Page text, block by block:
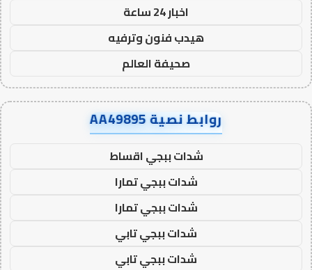
اخبار 24 ساعة
هيدب فنون وترفيه
صحيفة العالم
روابط نصية AA49895
شدات ببجي اقساط
شدات ببجي تمارا
شدات ببجي تمارا
شدات ببجي تابي
شدات ببجي تابي